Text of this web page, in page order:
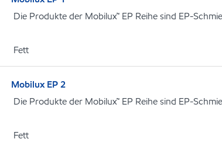
Die Produkte der Mobilux™ EP Reihe sind EP-
Fett
Mobilux EP 2
Die Produkte der Mobilux™ EP Reihe sind EP-
Fett